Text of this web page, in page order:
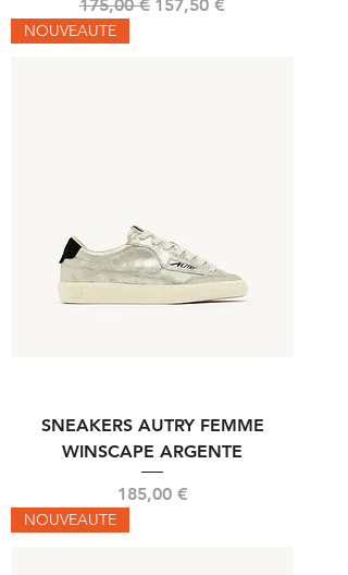
175,00 € 157,50 €
NOUVEAUTE
SNEAKERS AUTRY FEMME
WINSCAPE ARGENTE
Prix
185,00 €
NOUVEAUTE